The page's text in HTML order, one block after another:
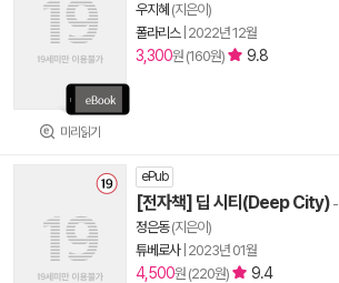
미리읽기
우지혜 (지은이)
폴라리스| 2022년 12월
3,300원 (160원) 9.8
ePub
[전자책] 딥 시티(Deep City) -
정은동(지은이)
튜베로사| 2023년 01월
4,500원 (220원) 9.4